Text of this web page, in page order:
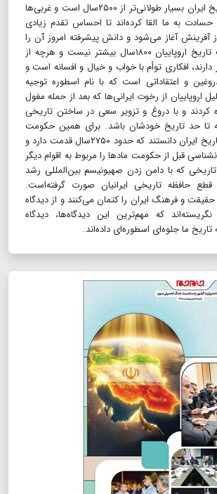
وی معتقد است تاریخ ایران بسیار طولانی‌تر از ۲۵۰۰سال است و غربی‌ها
حسادت به ما القا کرده‌اند تا احساس تقدم زیادی
آفرینش آغاز می‌شود و دانش پیشرفته امروز آن را
تایید می‌کند. نهایت تاریخ اروپاییان ۱۸۰۰سال بیشتر نیست و هرچه از
دارند، افکاری توأم با خواب و خیال و افسانه است و
و اعتقاداتی است که با نام اسطوره توجیه
اروپاییان از رخوت ایرانی‌ها که بعد از حمله مغول
کردند و با دروغ و تزویر سعی در ساختن تاریخی
تا حد تاریخ خودشان باشد. برای همین حکومت
مادها را سرچشمه تاریخ ایران دانستند که حدود ۲۷۵۰سال قدمت دارد و
قبل از حکومت مادها را مربوط به اقوام دیگر
که با دامن زدن صهیونیسم بین‌المللی رشد
حافظه تاریخی ایرانیان صورت گرفته‌است.
حقیقت و فرهنگ ایران را کتمان می‌کنند و از دیدگاه
که مهم‌ترین این دیدگاه‌ها، دیدگاه
ما جلوه‌ای اسطوره‌ای داده‌اند.